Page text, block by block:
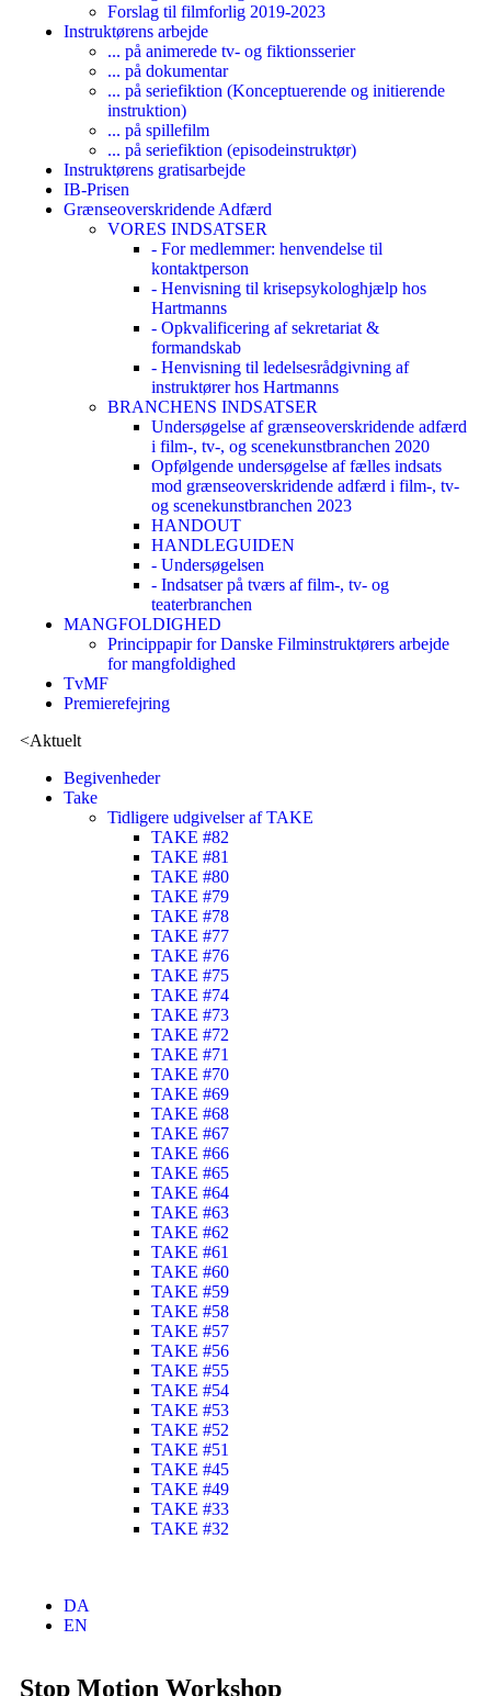
Forslag til filmforlig 2019-2023
Instruktørens arbejde
... på animerede tv- og fiktionsserier
... på dokumentar
... på seriefiktion (Konceptuerende og initierende
instruktion)
... på spillefilm
... på seriefiktion (episodeinstruktør)
Instruktørens gratisarbejde
IB-Prisen
Grænseoverskridende Adfærd
VORES INDSATSER
- For medlemmer: henvendelse til
kontaktperson
- Henvisning til krisepsykologhjælp hos
Hartmanns
- Opkvalificering af sekretariat &
formandskab
- Henvisning til ledelsesrådgivning af
instruktører hos Hartmanns
BRANCHENS INDSATSER
Undersøgelse af grænseoverskridende adfærd
i film-, tv-, og scenekunstbranchen 2020
Opfølgende undersøgelse af fælles indsats
mod grænseoverskridende adfærd i film-, tv-
og scenekunstbranchen 2023
HANDOUT
HANDLEGUIDEN
- Undersøgelsen
- Indsatser på tværs af film-, tv- og
teaterbranchen
MANGFOLDIGHED
Princippapir for Danske Filminstruktørers arbejde
for mangfoldighed
TvMF
Premierefejring
<Aktuelt
Begivenheder
Take
Tidligere udgivelser af TAKE
TAKE #82
TAKE #81
TAKE #80
TAKE #79
TAKE #78
TAKE #77
TAKE #76
TAKE #75
TAKE #74
TAKE #73
TAKE #72
TAKE #71
TAKE #70
TAKE #69
TAKE #68
TAKE #67
TAKE #66
TAKE #65
TAKE #64
TAKE #63
TAKE #62
TAKE #61
TAKE #60
TAKE #59
TAKE #58
TAKE #57
TAKE #56
TAKE #55
TAKE #54
TAKE #53
TAKE #52
TAKE #51
TAKE #45
TAKE #49
TAKE #33
TAKE #32
DA
EN
Stop Motion Workshop